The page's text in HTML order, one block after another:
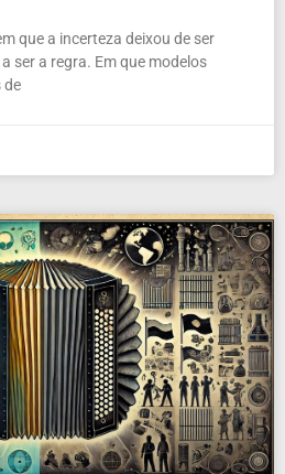
que a incerteza deixou de ser
ser a regra. Em que modelos
de